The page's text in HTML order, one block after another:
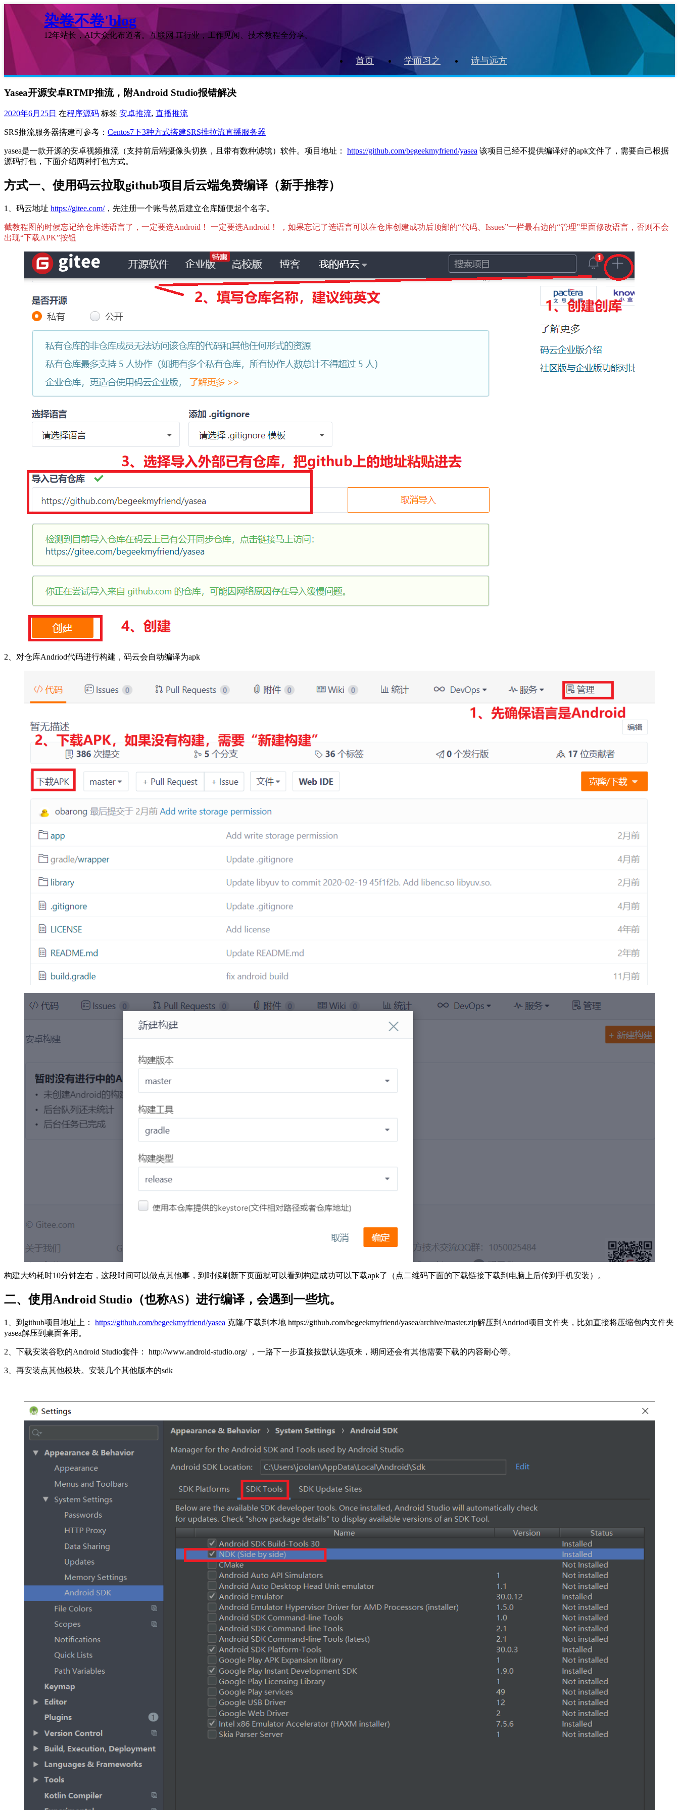
染卷不卷'blog
12年站长，AI大众化布道者。互联网 IT行业，工作见闻、技术教程全分享。
首页 学而习之 诗与远方
Yasea开源安卓RTMP推流，附Android Studio报错解决
2020年6月25日 在程序源码 标签 安卓推流, 直播推流
SRS推流服务器搭建可参考： Centos7下3种方式搭建SRS推拉流直播服务器
yasea是一款开源的安卓视频推流（支持前后端摄像头切换，且带有数种滤镜）软件。项目地址： https://github.com/begeekmyfriend/yasea 该项目已经不提供编译好的apk文件了，需要自己根据
源码打包，下面介绍两种打包方式。
方式一、使用码云拉取github项目后云端免费编译（新手推荐）
1、码云地址 https://gitee.com/，先注册一个账号然后建立仓库随便起个名字。
截教程图的时候忘记给仓库选语言了，一定要选Android！ 一定要选Android！ ，如果忘记了选语言可以在仓库创建成功后顶部的“代码、Issues”一栏最右边的“管理”里面修改语言，否则不会
出现“下载APK”按钮
2、对仓库Andriod代码进行构建，码云会自动编译为apk
构建大约耗时10分钟左右，这段时间可以做点其他事，到时候刷新下页面就可以看到构建成功可以下载apk了（点二维码下面的下载链接下载到电脑上后传到手机安装）。
二、使用Android Studio（也称AS）进行编译，会遇到一些坑。
1、到github项目地址上： https://github.com/begeekmyfriend/yasea 克隆/下载到本地 https://github.com/begeekmyfriend/yasea/archive/master.zip解压到Andriod项目文件夹，比如直接将压缩包内文件夹
yasea解压到桌面备用。
2、下载安装谷歌的Android Studio套件： http://www.android-studio.org/ ，一路下一步直接按默认选项来，期间还会有其他需要下载的内容耐心等。
3、再安装点其他模块。安装几个其他版本的sdk